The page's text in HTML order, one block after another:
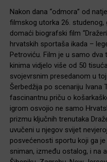
Nakon dana “odmora” od
filmskog utorka 26.
domaći biografski film
hrvatskih sportaša ikada –
Petroviću. Film je u samo dva
kinima vidjelo više od 50
svojevrsnim presedanom u
Šerbedžija po scenariju Ivana
fascinantnu priču o
igrom osvojio ne samo
prizmu ključnih trenutaka
uvučeni u njegov svijet
posvećenosti sportu koji ga
sniman, između ostalog, i na